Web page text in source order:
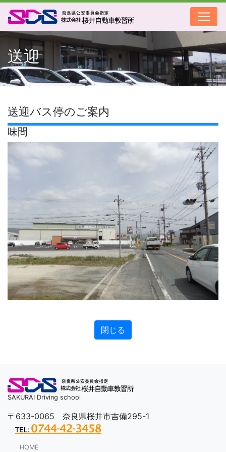
送迎
送迎バス停のご案内
味間
SAKURAI Driving school
〒633-0065 奈良県桜井市吉備295-1
HOME